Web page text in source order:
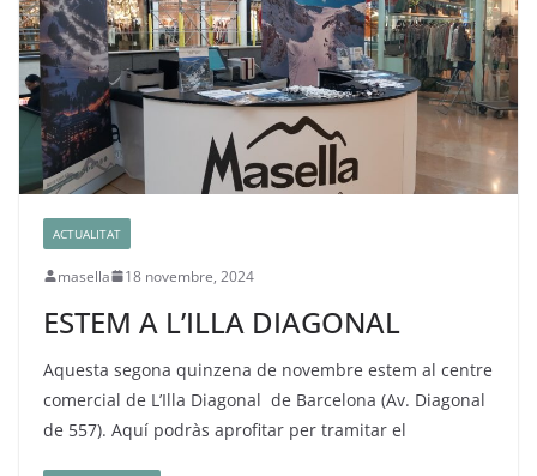
ACTUALITAT
masella 18 novembre, 2024
ESTEM A L’ILLA DIAGONAL
Aquesta segona quinzena de novembre estem al centre
comercial de L’Illa Diagonal de Barcelona (Av. Diagonal
de 557). Aquí podràs aprofitar per tramitar el